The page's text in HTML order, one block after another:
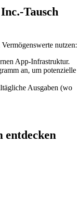
Tausch
nutzen:
App-Infrastruktur.
an, um potenzielle
Ausgaben (wo
entdecken